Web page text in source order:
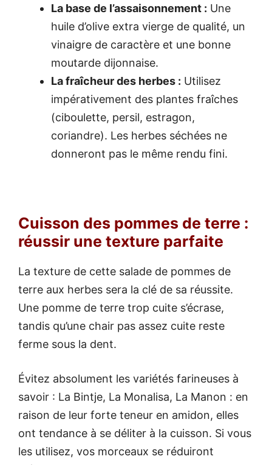
La base de l’assaisonnement : Une
huile d’olive extra vierge de qualité, un
vinaigre de caractère et une bonne
moutarde dijonnaise.
La fraîcheur des herbes : Utilisez
impérativement des plantes fraîches
(ciboulette, persil, estragon,
coriandre). Les herbes séchées ne
donneront pas le même rendu fini.
Cuisson des pommes de terre :
réussir une texture parfaite
La texture de cette salade de pommes de
terre aux herbes sera la clé de sa réussite.
Une pomme de terre trop cuite s’écrase,
tandis qu’une chair pas assez cuite reste
ferme sous la dent.
Évitez absolument les variétés farineuses à
savoir : La Bintje, La Monalisa, La Manon : en
raison de leur forte teneur en amidon, elles
ont tendance à se déliter à la cuisson. Si vous
les utilisez, vos morceaux se réduiront